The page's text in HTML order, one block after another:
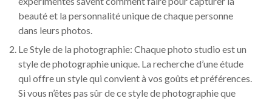
beauté et la personnalité unique de chaque personne
dans leurs photos.
Le Style de la photographie: Chaque photo studio est un
style de photographie unique. La recherche d’une étude
qui offre un style qui convient à vos goûts et préférences.
Si vous n’êtes pas sûr de ce style de photographie que